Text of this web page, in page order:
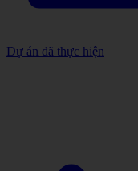
Dự án đã thực hiện